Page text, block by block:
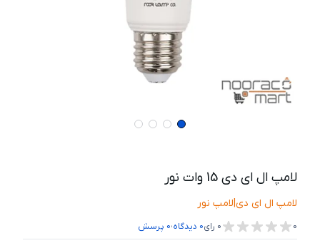
لامپ ال ای دی 15 وات نور
لامپ ال ای دی|لامپ نور
0
0 رای0 دیدگاه،0 پرسش